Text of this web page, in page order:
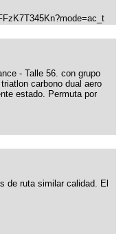
- Talle 56. con grupo
carbono dual aero
estado. Permuta por
de ruta similar calidad. El